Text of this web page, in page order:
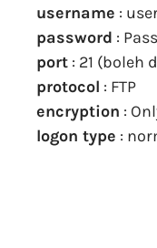
username :
password :
port : 21 (boleh
protocol : FTP
encryption :
logon type :